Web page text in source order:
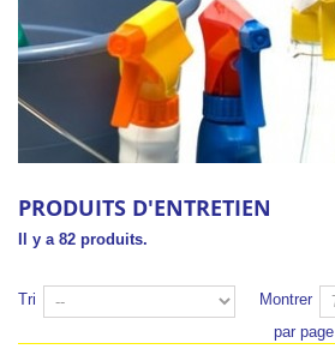
PRODUITS D'ENTRETIEN
Il y a 82 produits.
Tri
Montrer
par page